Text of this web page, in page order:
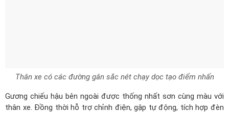
Thân xe có các đường gân sắc nét chạy dọc tạo điểm nhấn
Gương chiếu hậu bên ngoài được thống nhất sơn cùng màu với
thân xe. Đồng thời hỗ trợ chỉnh điện, gập tự động, tích hợp đèn